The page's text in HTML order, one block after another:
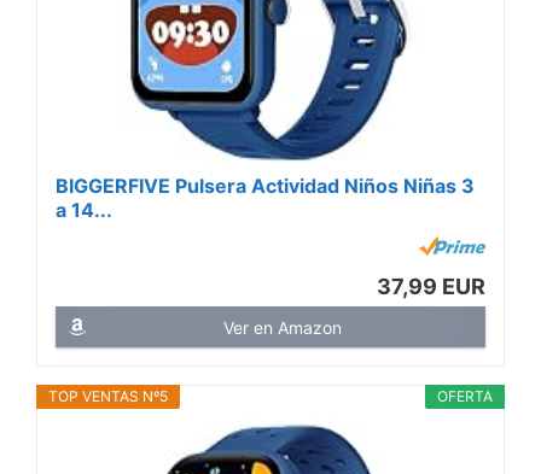
BIGGERFIVE Pulsera Actividad Niños Niñas 3
a 14...
37,99 EUR
Ver en Amazon
OFERTA
TOP VENTAS Nº5